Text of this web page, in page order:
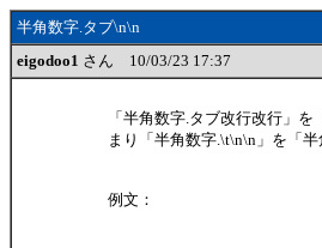
半角数字.タブ\n\n
eigodoo1 さん 10/03/23 17:37
「半角数字.タブ改行改行」
まり「半角数字.\t\n\n」を「半
例文：